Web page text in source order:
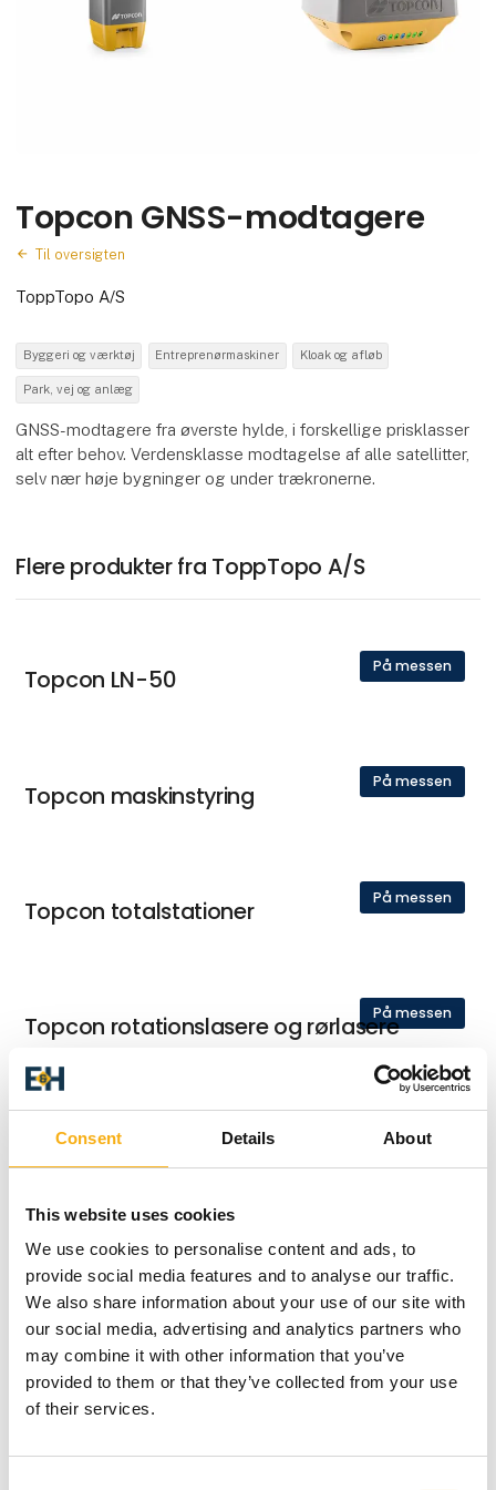
Consent Details About
This website uses cookies
We use cookies to personalise content and ads, to
provide social media features and to analyse our traffic.
We also share information about your use of our site with
our social media, advertising and analytics partners who
may combine it with other information that you’ve
provided to them or that they’ve collected from your use
of their services.
Topcon GNSS-modtagere
Til oversigten
ToppTopo A/S
Byggeri og værktøj Entreprenørmaskiner Kloak og afløb
Park, vej og anlæg
GNSS-modtagere fra øverste hylde, i forskellige prisklasser
alt efter behov. Verdensklasse modtagelse af alle satellitter,
selv nær høje bygninger og under trækronerne.
Flere produkter fra ToppTopo A/S
På messen
Topcon LN-50
På messen
Topcon maskinstyring
På messen
Topcon totalstationer
På messen
Topcon rotationslasere og rørlasere
På messen
CHCNAV Apache USV dronebåde
På messen
CHCNAV NX510 Autostyring
Entreprenør & Håndværk 2024